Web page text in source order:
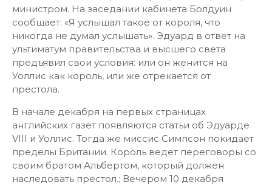
министром. На заседании кабинета Болдуин
сообщает: «Я услышал такое от короля, что
никогда не думал услышать». Эдуард в ответ на
ультиматум правительства и высшего света
предъявил свои условия: или он женится на
Уоллис как король, или же отрекается от
престола.
В начале декабря на первых страницах
английских газет появляются статьи oб Эдуарде
VIII и Уоллис. Тогда же миссис Симпсон покидает
пределы Британии. Король ведет переговоры со
своим братом Альбертом, который должен
наследовать престол.; Вечером 10 декабря